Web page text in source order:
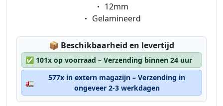
Eigenschaft:
12mm
Eigenschaft:
Gelamineerd
📦 Lagerstatus:
Beschikbaarheid en levertijd
✅ 101x op voorraad – Verzending binnen 24 uur
🚛
577x in extern magazijn – Verzending in
ongeveer 2-3 werkdagen